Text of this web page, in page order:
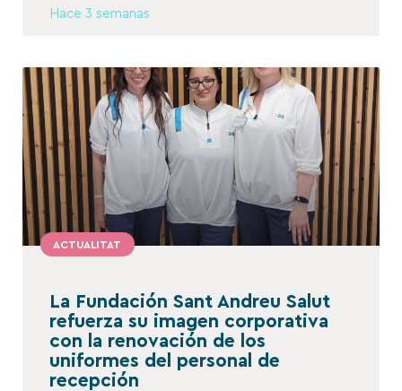
Hace 3 semanas
ACTUALITAT
La Fundación Sant Andreu Salut
refuerza su imagen corporativa
con la renovación de los
uniformes del personal de
recepción